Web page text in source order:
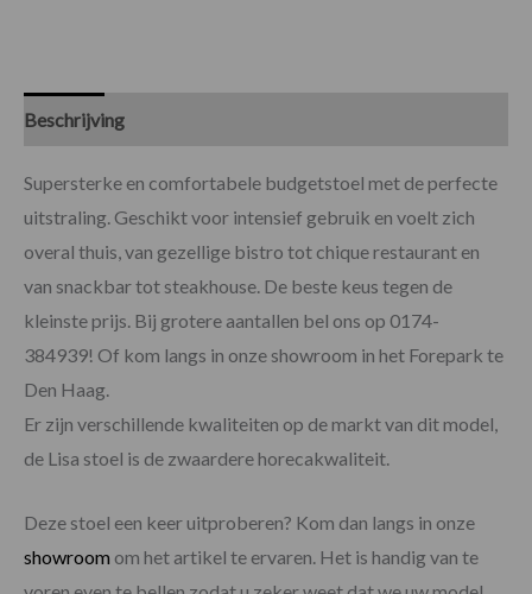
Beschrijving
Supersterke en comfortabele budgetstoel met de perfecte
uitstraling. Geschikt voor intensief gebruik en voelt zich
overal thuis, van gezellige bistro tot chique restaurant en
van snackbar tot steakhouse. De beste keus tegen de
kleinste prijs. Bij grotere aantallen bel ons op 0174-
384939! Of kom langs in onze showroom in het Forepark te
Den Haag.
Er zijn verschillende kwaliteiten op de markt van dit model,
de Lisa stoel is de zwaardere horecakwaliteit.
Deze stoel een keer uitproberen? Kom dan langs in onze
showroom om het artikel te ervaren. Het is handig van te